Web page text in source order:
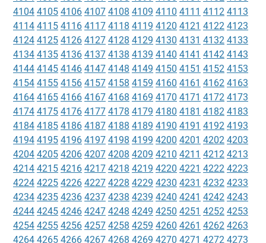
4104 4105 4106 4107 4108 4109 4110 4111 4112 4113
4114 4115 4116 4117 4118 4119 4120 4121 4122 4123
4124 4125 4126 4127 4128 4129 4130 4131 4132 4133
4134 4135 4136 4137 4138 4139 4140 4141 4142 4143
4144 4145 4146 4147 4148 4149 4150 4151 4152 4153
4154 4155 4156 4157 4158 4159 4160 4161 4162 4163
4164 4165 4166 4167 4168 4169 4170 4171 4172 4173
4174 4175 4176 4177 4178 4179 4180 4181 4182 4183
4184 4185 4186 4187 4188 4189 4190 4191 4192 4193
4194 4195 4196 4197 4198 4199 4200 4201 4202 4203
4204 4205 4206 4207 4208 4209 4210 4211 4212 4213
4214 4215 4216 4217 4218 4219 4220 4221 4222 4223
4224 4225 4226 4227 4228 4229 4230 4231 4232 4233
4234 4235 4236 4237 4238 4239 4240 4241 4242 4243
4244 4245 4246 4247 4248 4249 4250 4251 4252 4253
4254 4255 4256 4257 4258 4259 4260 4261 4262 4263
4264 4265 4266 4267 4268 4269 4270 4271 4272 4273